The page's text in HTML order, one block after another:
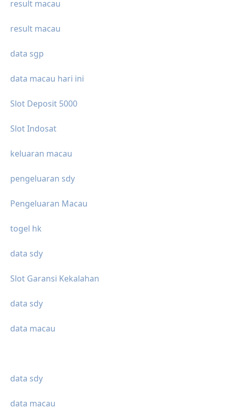
result macau
result macau
data sgp
data macau hari ini
Slot Deposit 5000
Slot Indosat
keluaran macau
pengeluaran sdy
Pengeluaran Macau
togel hk
data sdy
Slot Garansi Kekalahan
data sdy
data macau
data sdy
data macau